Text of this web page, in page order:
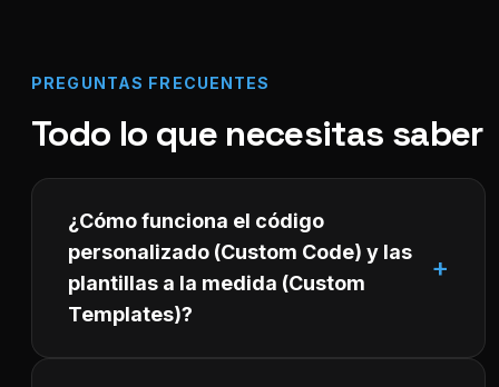
PREGUNTAS FRECUENTES
Todo lo que necesitas saber
¿Cómo funciona el código
personalizado (Custom Code) y las
plantillas a la medida (Custom
Templates)?